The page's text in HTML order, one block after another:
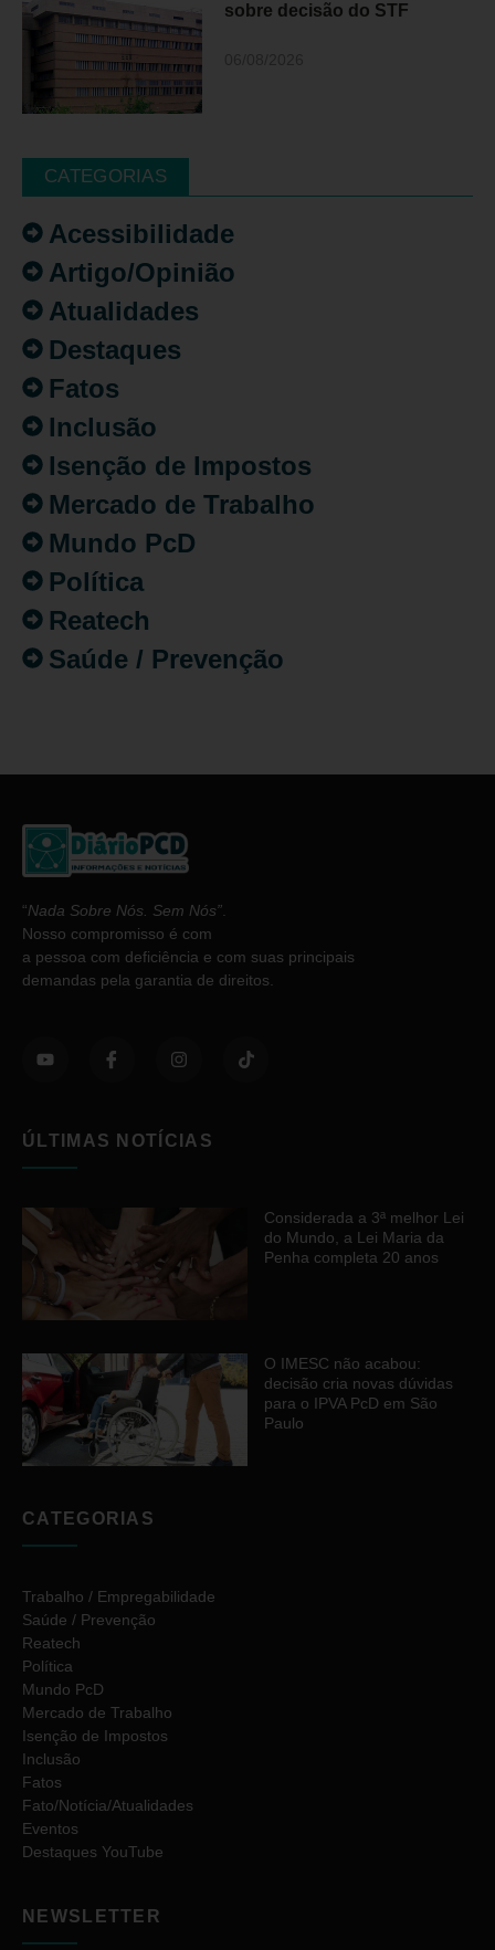
sobre decisão do STF
CATEGORIAS
Acessibilidade
Artigo/Opinião
Atualidades
Destaques
Fatos
Inclusão
Isenção de Impostos
Mercado de Trabalho
Mundo PcD
Política
Reatech
Saúde / Prevenção
“Nada Sobre Nós. Sem Nós”.
Nosso compromisso é com
a pessoa com deficiência e com suas principais
demandas pela garantia de direitos.
ÚLTIMAS NOTÍCIAS
Considerada a 3ª melhor Lei
do Mundo, a Lei Maria da
Penha completa 20 anos
O IMESC não acabou:
decisão cria novas dúvidas
para o IPVA PcD em São
Paulo
CATEGORIAS
Trabalho / Empregabilidade
Saúde / Prevenção
Reatech
Política
Mundo PcD
Mercado de Trabalho
Isenção de Impostos
Inclusão
Fatos
Fato/Notícia/Atualidades
Eventos
Destaques YouTube
NEWSLETTER